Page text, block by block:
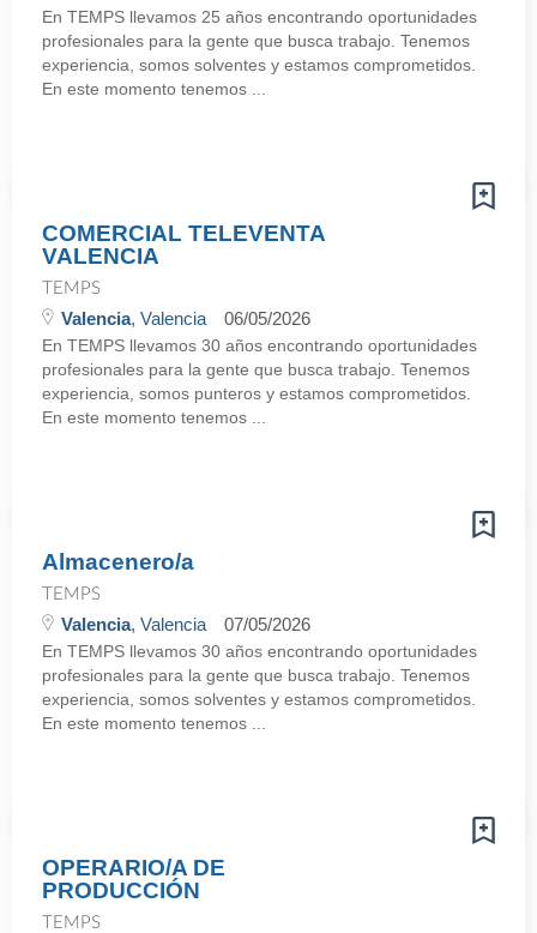
En TEMPS llevamos 25 años encontrando oportunidades
profesionales para la gente que busca trabajo. Tenemos
experiencia, somos solventes y estamos comprometidos.
En este momento tenemos ...
COMERCIAL TELEVENTA
VALENCIA
TEMPS
Valencia, Valencia 06/05/2026
En TEMPS llevamos 30 años encontrando oportunidades
profesionales para la gente que busca trabajo. Tenemos
experiencia, somos punteros y estamos comprometidos.
En este momento tenemos ...
Almacenero/a
TEMPS
Valencia, Valencia 07/05/2026
En TEMPS llevamos 30 años encontrando oportunidades
profesionales para la gente que busca trabajo. Tenemos
experiencia, somos solventes y estamos comprometidos.
En este momento tenemos ...
OPERARIO/A DE
PRODUCCIÓN
TEMPS